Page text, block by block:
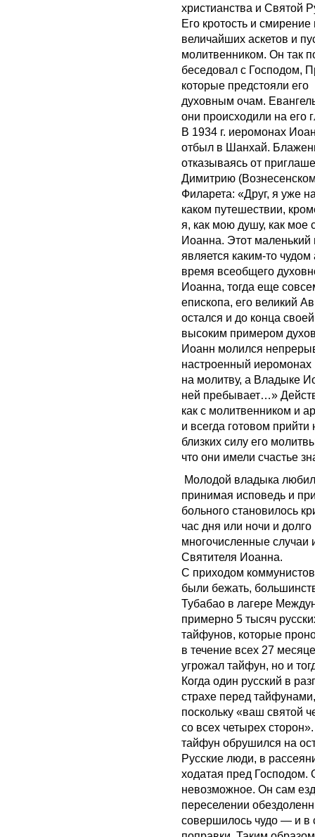
христианства и Святой
Его кротость и
величайших аскетов и
молитвенником. Он так
беседовал с Господом,
которые предстояли его
духовным очам.
они происходили на его
В 1934 г. иеромонах
отбыл в Шанхай.
отказываясь от
Димитрию
Филарета: «Друг, я уже
каком путешествии,
я, как мою душу, как
Иоанна. Этот маленький
является каким-то чудом
время всеобщего
Иоанна, тогда еще
епископа, его великий
остался и до конца
высоким примером
Иоанн молился
настроенный
на молитву, а Владыке
ней пребывает…»
как с молитвенником и
и всегда готовом
близких силу его
что они имели счастье
Молодой владыка
принимая исповедь и
больного становилось
час дня или ночи и
многочисленные
Святителя Иоанна.
С приходом
были бежать,
Тубабао в лагере
примерно 5 тысяч
тайфунов, которые
в течение всех 27
угрожал тайфун, но и
Когда один русский в
страхе перед
поскольку «ваш святой
со всех четырех
тайфун обрушился на
Русские люди, в
ходатая пред Господом.
невозможное. Он сам
переселении
совершилось чудо — и в